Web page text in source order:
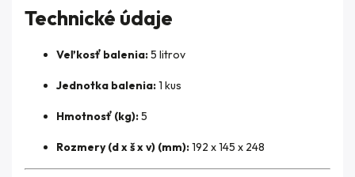
Technické údaje
Veľkosť balenia:5 litrov
Jednotka balenia:1 kus
Hmotnosť (kg):5
Rozmery (d x š x v) (mm):192 x 145 x 248